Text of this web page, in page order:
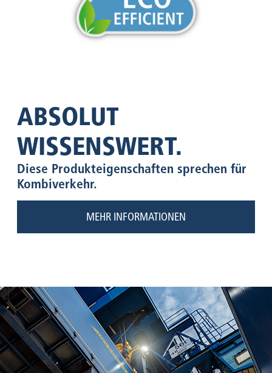
ABSOLUT
WISSENSWERT.
Diese Produkteigenschaften sprechen für
Kombiverkehr.
MEHR INFORMATIONEN